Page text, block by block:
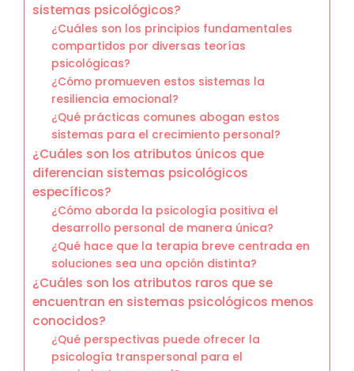
sistemas psicológicos?
¿Cuáles son los principios fundamentales
compartidos por diversas teorías
psicológicas?
¿Cómo promueven estos sistemas la
resiliencia emocional?
¿Qué prácticas comunes abogan estos
sistemas para el crecimiento personal?
¿Cuáles son los atributos únicos que
diferencian sistemas psicológicos
específicos?
¿Cómo aborda la psicología positiva el
desarrollo personal de manera única?
¿Qué hace que la terapia breve centrada en
soluciones sea una opción distinta?
¿Cuáles son los atributos raros que se
encuentran en sistemas psicológicos menos
conocidos?
¿Qué perspectivas puede ofrecer la
psicología transpersonal para el